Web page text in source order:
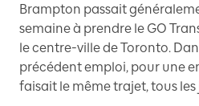
Brampton passait
semaine à prendre le GO
le centre-ville de Toronto.
précédent emploi, pour une
faisait le même trajet, tous